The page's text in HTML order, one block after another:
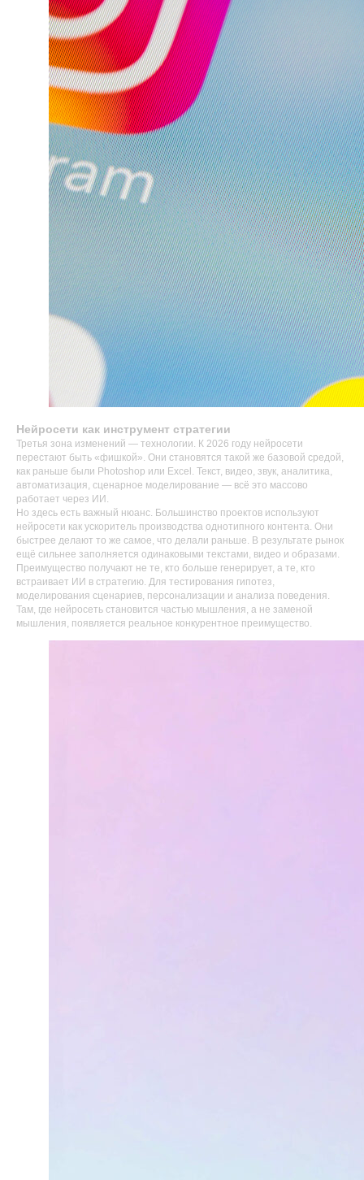
Нейросети как инструмент стратегии
Третья зона изменений — технологии. К 2026 году нейросети
перестают быть «фишкой». Они становятся такой же базовой средой,
как раньше были Photoshop или Excel. Текст, видео, звук, аналитика,
автоматизация, сценарное моделирование — всё это массово
работает через ИИ.
Но здесь есть важный нюанс. Большинство проектов используют
нейросети как ускоритель производства однотипного контента. Они
быстрее делают то же самое, что делали раньше. В результате рынок
ещё сильнее заполняется одинаковыми текстами, видео и образами.
Преимущество получают не те, кто больше генерирует, а те, кто
встраивает ИИ в стратегию. Для тестирования гипотез,
моделирования сценариев, персонализации и анализа поведения.
Там, где нейросеть становится частью мышления, а не заменой
мышления, появляется реальное конкурентное преимущество.